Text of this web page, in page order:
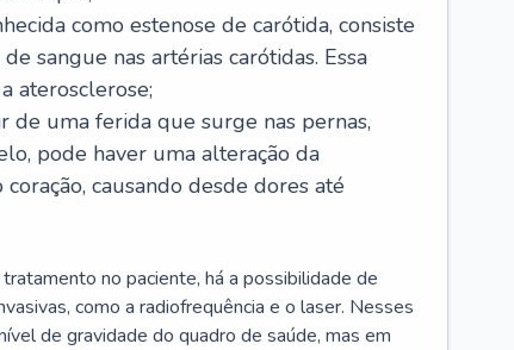
como estenose de carótida, consiste
sangue nas artérias carótidas. Essa
aterosclerose;
de uma ferida que surge nas pernas,
pode haver uma alteração da
causando desde dores até
no paciente, há a possibilidade de
como a radiofrequência e o laser. Nesses
de gravidade do quadro de saúde, mas em